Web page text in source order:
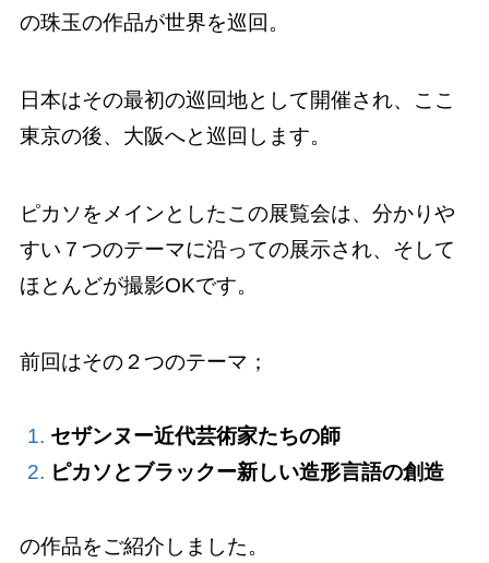
の珠玉の作品が世界を巡回。
日本はその最初の巡回地として開催され、ここ
東京の後、大阪へと巡回します。
ピカソをメインとしたこの展覧会は、分かりや
すい７つのテーマに沿っての展示され、そして
ほとんどが撮影OKです。
前回はその２つのテーマ；
セザンヌー近代芸術家たちの師
ピカソとブラックー新しい造形言語の創造
の作品をご紹介しました。